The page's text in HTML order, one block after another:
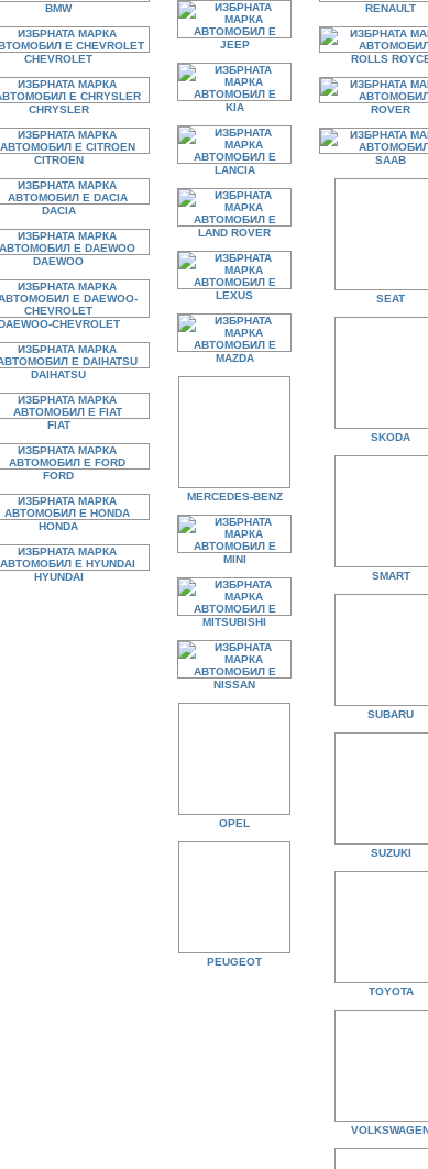
BMW
CHEVROLET
CHRYSLER
CITROEN
DACIA
DAEWOO
CHEVROLET
DAIHATSU
FIAT
FORD
HONDA
HYUNDAI
JEEP
KIA
LANCIA
LAND ROVER
LEXUS
MAZDA
MERCEDES-BENZ
MINI
MITSUBISHI
NISSAN
OPEL
RENAULT
ROLLS
ROVER
SAAB
SEAT
SKODA
SMART
SUBARU
SUZUKI
TOYOTA